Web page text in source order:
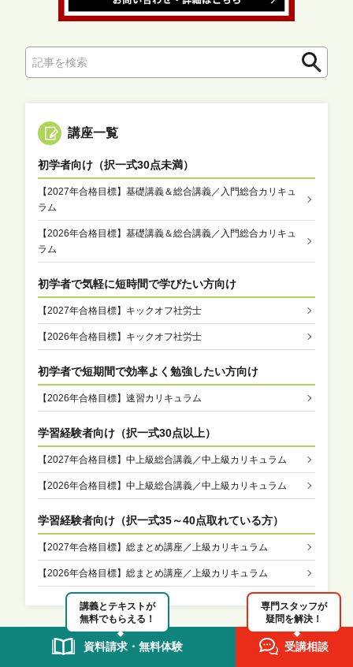
検
索
講座一覧
初学者向け（択一式30点未満）
【2027年合格目標】基礎講義＆総合講義／入門総合カリキュ
ラム
【2026年合格目標】基礎講義＆総合講義／入門総合カリキュ
ラム
初学者で気軽に短時間で学びたい方向け
【2027年合格目標】キックオフ社労士
【2026年合格目標】キックオフ社労士
初学者で短期間で効率よく勉強したい方向け
【2026年合格目標】速習カリキュラム
学習経験者向け（択一式30点以上）
【2027年合格目標】中上級総合講義／中上級カリキュラム
【2026年合格目標】中上級総合講義／中上級カリキュラム
学習経験者向け（択一式35～40点取れている方）
【2027年合格目標】総まとめ講座／上級カリキュラム
【2026年合格目標】総まとめ講座／上級カリキュラム
講義とテキストが
無料でもらえる！
資料請求・無料体験
専門スタッフが
疑問を解決！
受講相談